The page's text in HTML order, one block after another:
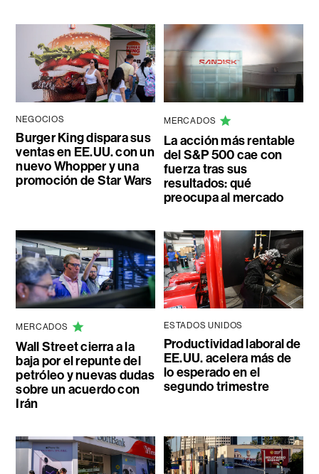
NEGOCIOS
Burger King dispara sus
ventas en EE.UU. con un
nuevo Whopper y una
promoción de Star Wars
MERCADOS
La acción más rentable
del S&P 500 cae con
fuerza tras sus
resultados: qué
preocupa al mercado
MERCADOS
Wall Street cierra a la
baja por el repunte del
petróleo y nuevas dudas
sobre un acuerdo con
Irán
ESTADOS UNIDOS
Productividad laboral de
EE.UU. acelera más de
lo esperado en el
segundo trimestre